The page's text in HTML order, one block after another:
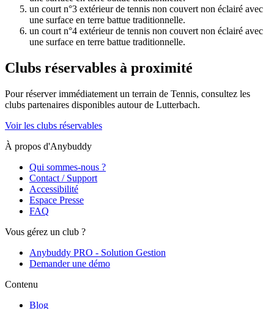
un court n°3 extérieur de tennis non couvert non éclairé avec
une surface en terre battue traditionnelle.
un court n°4 extérieur de tennis non couvert non éclairé avec
une surface en terre battue traditionnelle.
Clubs réservables à proximité
Pour réserver immédiatement un terrain de Tennis, consultez les
clubs partenaires disponibles autour de Lutterbach.
Voir les clubs réservables
À propos d'Anybuddy
Qui sommes-nous ?
Contact / Support
Accessibilité
Espace Presse
FAQ
Vous gérez un club ?
Anybuddy PRO - Solution Gestion
Demander une démo
Contenu
Blog